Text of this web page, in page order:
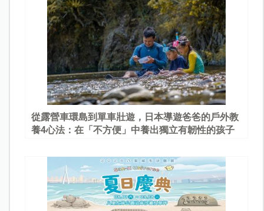
從露營車環島到單車壯遊，日本導遊爸爸的戶外教
養4心法：在「不方便」中養出獨立有韌性的孩子